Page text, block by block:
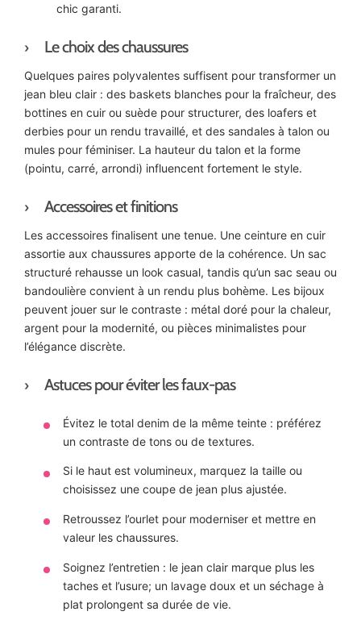
chic garanti.
Le choix des chaussures
Quelques paires polyvalentes suffisent pour transformer un
jean bleu clair : des baskets blanches pour la fraîcheur, des
bottines en cuir ou suède pour structurer, des loafers et
derbies pour un rendu travaillé, et des sandales à talon ou
mules pour féminiser. La hauteur du talon et la forme
(pointu, carré, arrondi) influencent fortement le style.
Accessoires et finitions
Les accessoires finalisent une tenue. Une ceinture en cuir
assortie aux chaussures apporte de la cohérence. Un sac
structuré rehausse un look casual, tandis qu’un sac seau ou
bandoulière convient à un rendu plus bohème. Les bijoux
peuvent jouer sur le contraste : métal doré pour la chaleur,
argent pour la modernité, ou pièces minimalistes pour
l’élégance discrète.
Astuces pour éviter les faux-pas
Évitez le total denim de la même teinte : préférez
un contraste de tons ou de textures.
Si le haut est volumineux, marquez la taille ou
choisissez une coupe de jean plus ajustée.
Retroussez l’ourlet pour moderniser et mettre en
valeur les chaussures.
Soignez l’entretien : le jean clair marque plus les
taches et l’usure; un lavage doux et un séchage à
plat prolongent sa durée de vie.